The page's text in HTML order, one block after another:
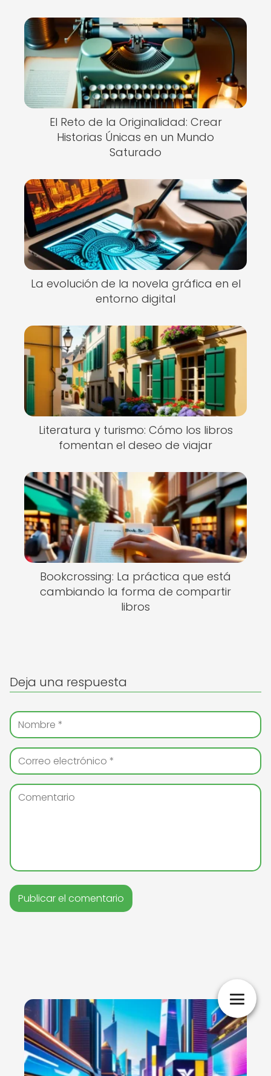
El Reto de la Originalidad: Crear
Historias Únicas en un Mundo
Saturado
La evolución de la novela gráfica en el
entorno digital
Literatura y turismo: Cómo los libros
fomentan el deseo de viajar
Bookcrossing: La práctica que está
cambiando la forma de compartir
libros
Deja una respuesta